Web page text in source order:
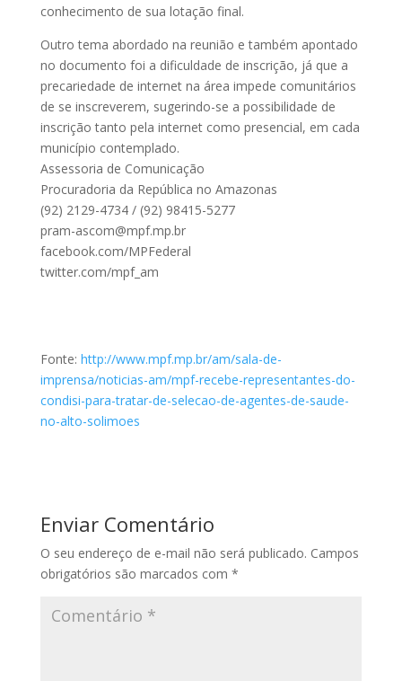
conhecimento de sua lotação final.
Outro tema abordado na reunião e também apontado
no documento foi a dificuldade de inscrição, já que a
precariedade de internet na área impede comunitários
de se inscreverem, sugerindo-se a possibilidade de
inscrição tanto pela internet como presencial, em cada
município contemplado.
Assessoria de Comunicação
Procuradoria da República no Amazonas
(92) 2129-4734 / (92) 98415-5277
pram-ascom@mpf.mp.br
facebook.com/MPFederal
twitter.com/mpf_am
Fonte: http://www.mpf.mp.br/am/sala-de-
imprensa/noticias-am/mpf-recebe-representantes-do-
condisi-para-tratar-de-selecao-de-agentes-de-saude-
no-alto-solimoes
Enviar Comentário
O seu endereço de e-mail não será publicado. Campos
obrigatórios são marcados com *